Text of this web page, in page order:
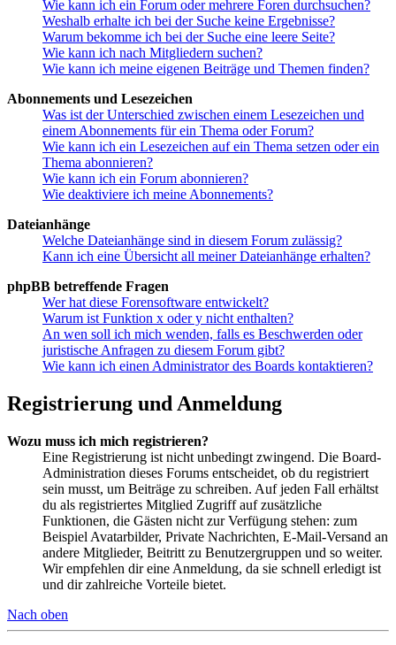
Wie kann ich ein Forum oder mehrere Foren durchsuchen?
Weshalb erhalte ich bei der Suche keine Ergebnisse?
Warum bekomme ich bei der Suche eine leere Seite?
Wie kann ich nach Mitgliedern suchen?
Wie kann ich meine eigenen Beiträge und Themen finden?
Abonnements und Lesezeichen
Was ist der Unterschied zwischen einem Lesezeichen und
einem Abonnements für ein Thema oder Forum?
Wie kann ich ein Lesezeichen auf ein Thema setzen oder ein
Thema abonnieren?
Wie kann ich ein Forum abonnieren?
Wie deaktiviere ich meine Abonnements?
Dateianhänge
Welche Dateianhänge sind in diesem Forum zulässig?
Kann ich eine Übersicht all meiner Dateianhänge erhalten?
phpBB betreffende Fragen
Wer hat diese Forensoftware entwickelt?
Warum ist Funktion x oder y nicht enthalten?
An wen soll ich mich wenden, falls es Beschwerden oder
juristische Anfragen zu diesem Forum gibt?
Wie kann ich einen Administrator des Boards kontaktieren?
Registrierung und Anmeldung
Wozu muss ich mich registrieren?
Eine Registrierung ist nicht unbedingt zwingend. Die Board-
Administration dieses Forums entscheidet, ob du registriert
sein musst, um Beiträge zu schreiben. Auf jeden Fall erhältst
du als registriertes Mitglied Zugriff auf zusätzliche
Funktionen, die Gästen nicht zur Verfügung stehen: zum
Beispiel Avatarbilder, Private Nachrichten, E-Mail-Versand an
andere Mitglieder, Beitritt zu Benutzergruppen und so weiter.
Wir empfehlen dir eine Anmeldung, da sie schnell erledigt ist
und dir zahlreiche Vorteile bietet.
Nach oben